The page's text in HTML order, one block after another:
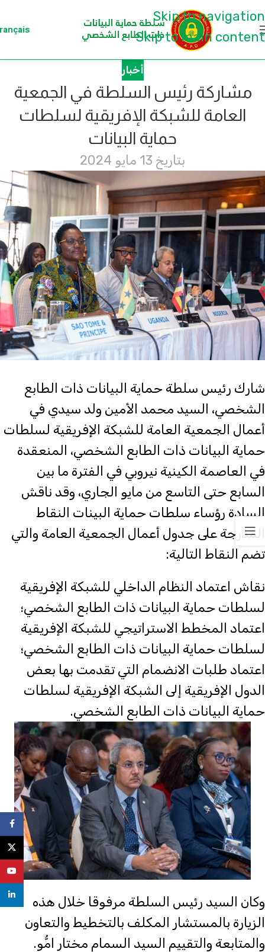
Skip to navigation
Skip to main content
أخبار
مشاركة رئيس السلطة في الجمعية
العامة للشبكة الإفريقية لسلطات
حماية البيانات
بتاريخ 13 مايو 2024
شارك رئيس سلطة حماية البيانات ذات الطابع
الشخصي، السيد محمد الأمين ولد سيدي في
أعمال الجمعية العامة للشبكة الإفريقية لسلطات
حماية البيانات ذات الطابع الشخصي، المنعقدة
في العاصمة الكينية نيروبي في الفترة ما بين
السابع حتى التاسع من مايو الجاري، وقد ناقش
السادة رؤساء سلطات حماية البينات النقاط
المدرجة على جدول أعمال الجمعية العامة والتي
تضم النقاط التالية:
نقاش اعتماد النظام الداخلي للشبكة الإفريقية
لسلطات حماية البيانات ذات الطابع الشخصي؛
اعتماد المخطط الاستراتيجي للشبكة الإفريقية
لسلطات حماية البيانات ذات الطابع الشخصي؛
اعتماد طلبات الانضمام التي تقدمت بها بعض
الدول الإفريقية إلى الشبكة الإفريقية لسلطات
حماية البيانات ذات الطابع الشخصي.
وكان السيد رئيس السلطة مرفوقا خلال هذه
الزيارة بالمستشار المكلف بالتخطيط والتعاون
والمتابعة والتقييم السيد السمام مختار امُّو.